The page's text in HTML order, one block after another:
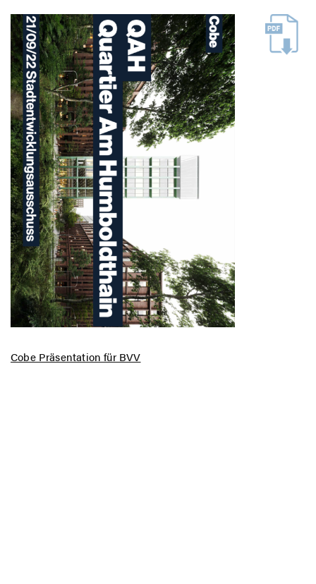
Cobe Präsentation für BVV